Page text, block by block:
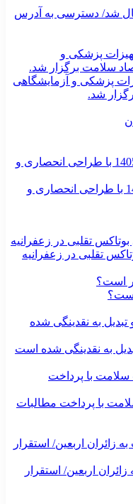
شد/ دسترسی به آدرس
پزشکی و آزمایشگاهی
شد.
جدیدترین مدل‌های کیف زنانه 1405 با طراحی انحصاری و
تقلبی در زعفرانیه
است؟
با پرداخت مطالبات
خدمت به زائران اربعین/ استقرار